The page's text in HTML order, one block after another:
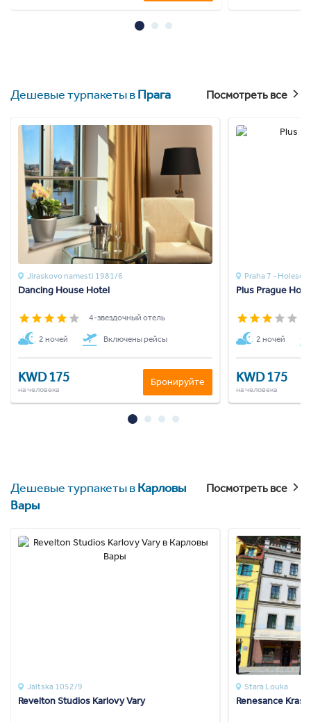
Дешевые турпакеты вПрага Посмотреть все
Jiraskovo namesti 1981/6
Dancing House Hotel
4-звездочный отель
2 ночей Включены рейсы
KWD 175
на человека
Бронируйте
Praha 7 -
Plus Prague
2 ночей
KWD 175
на человека
Дешевые турпакеты вКарловы
Вары
Посмотреть все
Jaltska 1052/9
Revelton Studios Karlovy Vary
Stara Louka
Renesance